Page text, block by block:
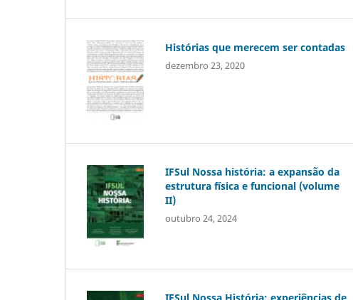
Histórias que merecem ser contadas
dezembro 23, 2020
IFSul Nossa história: a expansão da
estrutura física e funcional (volume
II)
outubro 24, 2024
IFSul Nossa História: experiências de